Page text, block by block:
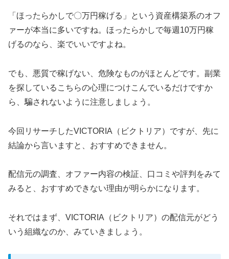
「ほったらかしで〇万円稼げる」という資産構築系のオフ
ァーが本当に多いですね。ほったらかしで毎週10万円稼
げるのなら、楽でいいですよね。
でも、悪質で稼げない、危険なものがほとんどです。副業
を探しているこちらの心理につけこんでいるだけですか
ら、騙されないように注意しましょう。
今回リサーチしたVICTORIA（ビクトリア）ですが、先に
結論から言いますと、おすすめできません。
配信元の調査、オファー内容の検証、口コミや評判をみて
みると、おすすめできない理由が明らかになります。
それではまず、VICTORIA（ビクトリア）の配信元がどう
いう組織なのか、みていきましょう。